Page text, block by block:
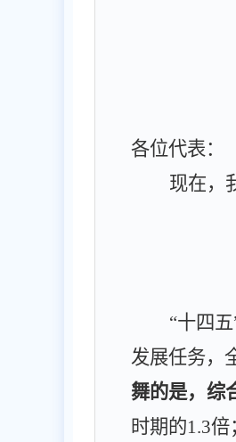
各位代表：
现在，
“十四
发展任务，
舞的是，综
时期的1.3倍